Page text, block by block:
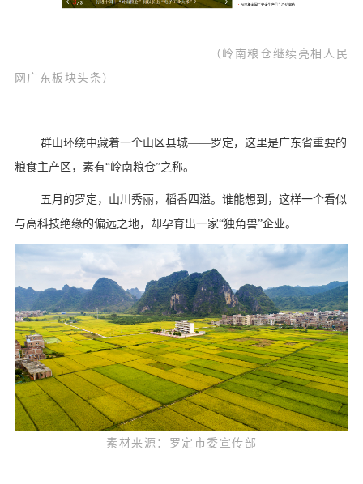
（岭南粮仓继续亮相人民
网广东板块头条）
群山环绕中藏着一个山区县城——罗定，这里是广东省重要的
粮食主产区，素有“岭南粮仓”之称。
五月的罗定，山川秀丽，稻香四溢。谁能想到，这样一个看似
与高科技绝缘的偏远之地，却孕育出一家“独角兽”企业。
素材来源：罗定市委宣传部